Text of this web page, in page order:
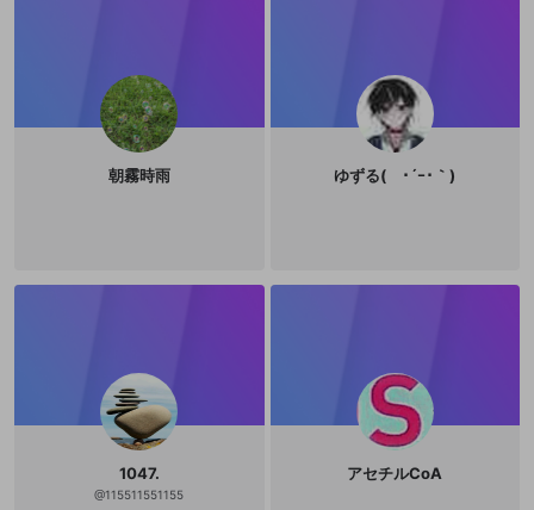
朝霧時雨 ゆずる( ･´ｰ･｀)
1047.
@115511551155
アセチルCoA